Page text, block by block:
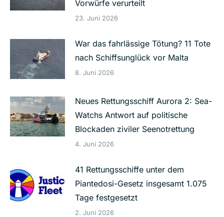
Vorwürfe verurteilt
23. Juni 2026
War das fahrlässige Tötung? 11 Tote
nach Schiffsunglück vor Malta
8. Juni 2026
Neues Rettungsschiff Aurora 2: Sea-
Watchs Antwort auf politische
Blockaden ziviler Seenotrettung
4. Juni 2026
41 Rettungsschiffe unter dem
Piantedosi-Gesetz insgesamt 1.075
Tage festgesetzt
2. Juni 2026